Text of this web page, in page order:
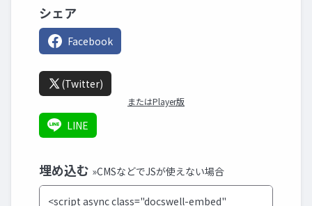
シェア
Facebook
(Twitter)
またはPlayer版
LINE
埋め込む »CMSなどでJSが使えない場合